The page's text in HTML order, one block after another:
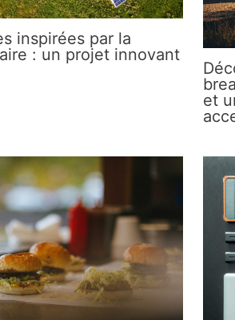
inspirées par la
: un projet innovant
et